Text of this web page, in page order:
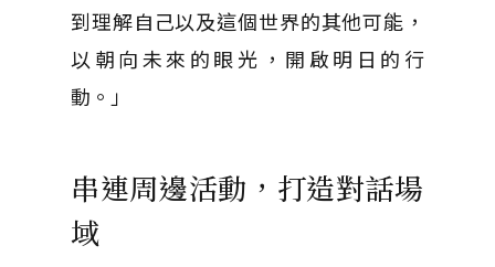
到理解自己以及這個世界的其他可能，
以朝向未來的眼光，開啟明日的行
動。」
串連周邊活動，打造對話場
域